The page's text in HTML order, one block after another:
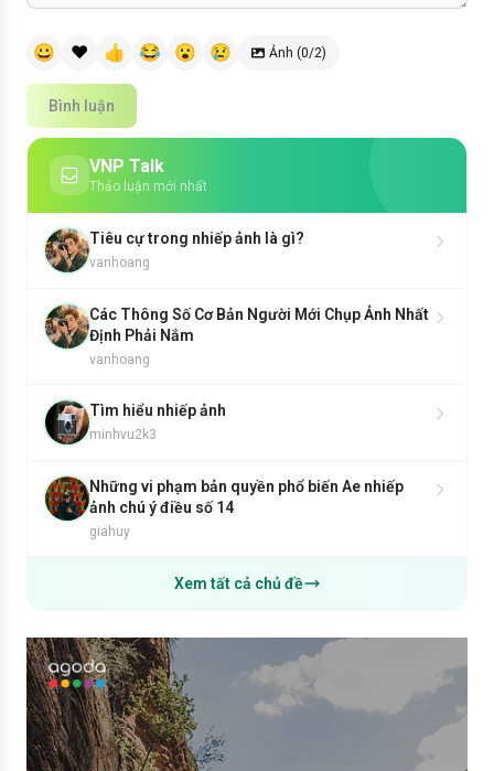
😀 ❤️ 👍 😂 😮 😢 Ảnh (0/2)
Bình luận
VNP Talk
Thảo luận mới nhất
Tiêu cự trong nhiếp ảnh là gì?
vanhoang
Các Thông Số Cơ Bản Người Mới Chụp Ảnh Nhất
Định Phải Nắm
vanhoang
Tìm hiểu nhiếp ảnh
minhvu2k3
Những vi phạm bản quyền phổ biến Ae nhiếp
ảnh chú ý điều số 14
giahuy
Xem tất cả chủ đề